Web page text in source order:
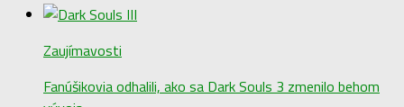
Zaujímavosti
Fanúšikovia odhalili, ako sa Dark Souls 3 zmenilo behom